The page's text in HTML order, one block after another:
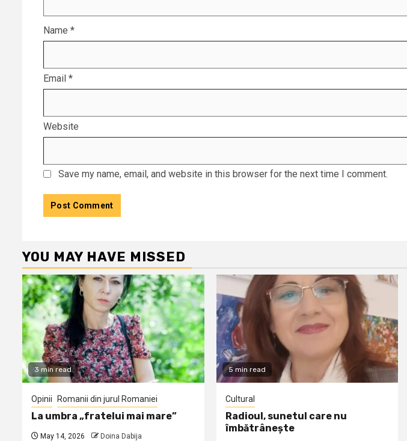
Name *
Email *
Website
Save my name, email, and website in this browser for the next time I comment.
YOU MAY HAVE MISSED
3 min read
Opinii Romanii din jurul Romaniei
La umbra „fratelui mai mare”
May 14, 2026 Doina Dabija
5 min read
Cultural
Radioul, sunetul care nu
îmbătrânește